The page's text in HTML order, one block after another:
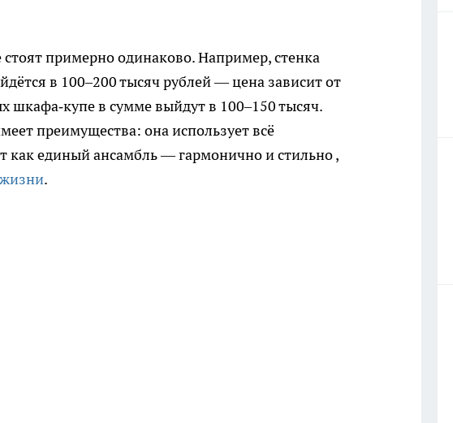
примерно одинаково. Например, стенка
в 100–200 тысяч рублей — цена зависит от
шкафа‑купе в сумме выйдут в 100–150 тысяч.
преимущества: она использует всё
как единый ансамбль — гармонично и стильно,
.